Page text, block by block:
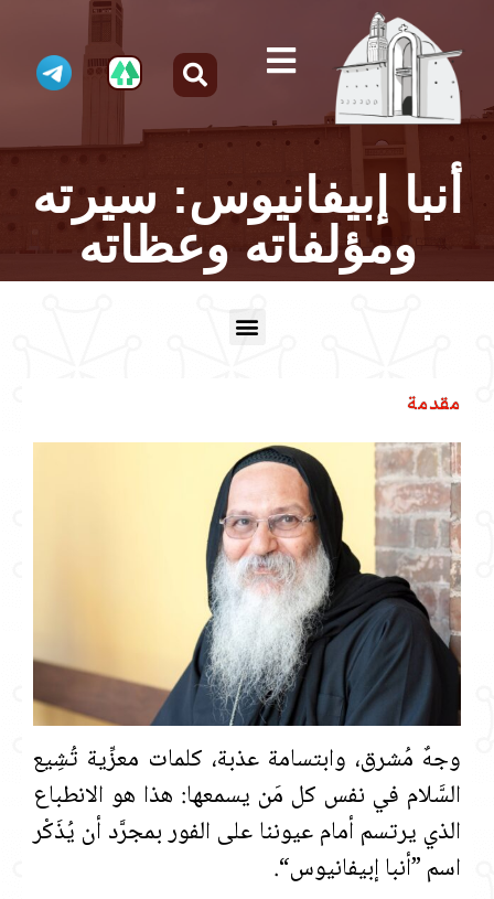
أنبا إبيفانيوس: سيرته
ومؤلفاته وعظاته
مقدمة
وجهٌ مُشرق، وابتسامة عذبة، كلمات معزِّية تُشِيع
السَّلام في نفس كل مَن يسمعها: هذا هو الانطباع
الذي يرتسم أمام عيوننا على الفور بمجرَّد أن يُذَكْر
اسم ”أنبا إبيفانيوس“.